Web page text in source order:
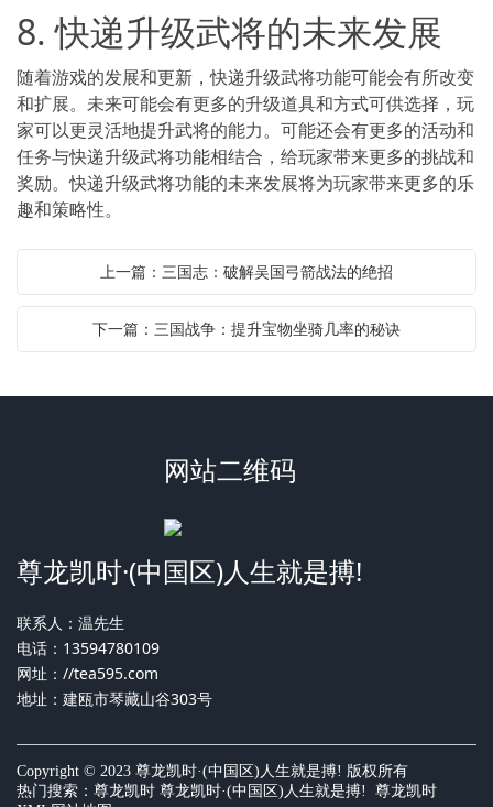
8. 快递升级武将的未来发展
随着游戏的发展和更新，快递升级武将功能可能会有所改变
和扩展。未来可能会有更多的升级道具和方式可供选择，玩
家可以更灵活地提升武将的能力。可能还会有更多的活动和
任务与快递升级武将功能相结合，给玩家带来更多的挑战和
奖励。快递升级武将功能的未来发展将为玩家带来更多的乐
趣和策略性。
上一篇：三国志：破解吴国弓箭战法的绝招
下一篇：三国战争：提升宝物坐骑几率的秘诀
网站二维码
尊龙凯时·(中国区)人生就是搏!
联系人：温先生
电话：13594780109
网址： //tea595.com
地址：建瓯市琴藏山谷303号
Copyright © 2023 尊龙凯时·(中国区)人生就是搏! 版权所有
热门搜索： 尊龙凯时 尊龙凯时·(中国区)人生就是搏! 尊龙凯时